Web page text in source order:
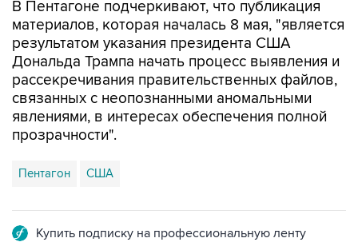
результатом указания президента США
Дональда Трампа начать процесс выявления и
рассекречивания правительственных файлов,
связанных с неопознанными аномальными
явлениями, в интересах обеспечения полной
прозрачности".
Пентагон США
Подписаться на рассылку главных новостей сайта